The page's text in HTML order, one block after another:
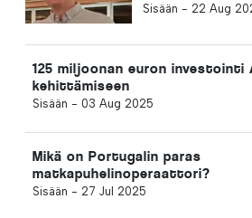
Sisään - 22 Aug
125 miljoonan euron investointi
kehittämiseen
Sisään - 03 Aug 2025
Mikä on Portugalin paras
matkapuhelinoperaattori?
Sisään - 27 Jul 2025